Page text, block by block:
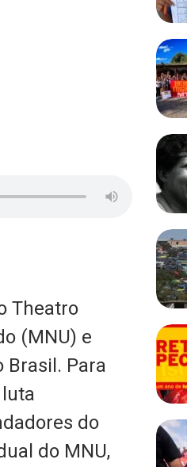
Theatro
(MNU) e
Brasil. Para
do
do MNU,